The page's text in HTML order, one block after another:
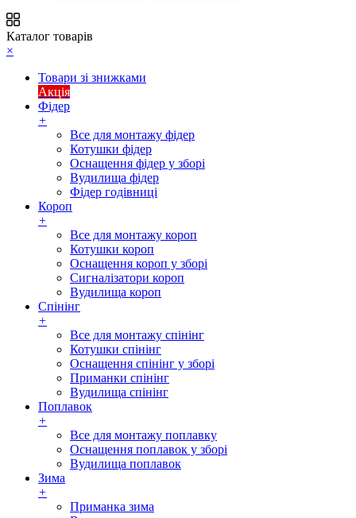
Каталог товарів
×
Товари зі знижками
Акція
Фідер
+
Все для монтажу фідер
Котушки фідер
Оснащення фідер у зборі
Вудилища фідер
Фідер годівниці
Короп
+
Все для монтажу короп
Котушки короп
Оснащення короп у зборі
Сигналізатори короп
Вудилища короп
Спінінг
+
Все для монтажу спінінг
Котушки спінінг
Оснащення спінінг у зборі
Приманки спінінг
Вудилища спінінг
Поплавок
+
Все для монтажу поплавку
Оснащення поплавок у зборі
Вудилища поплавок
Зима
+
Приманка зима